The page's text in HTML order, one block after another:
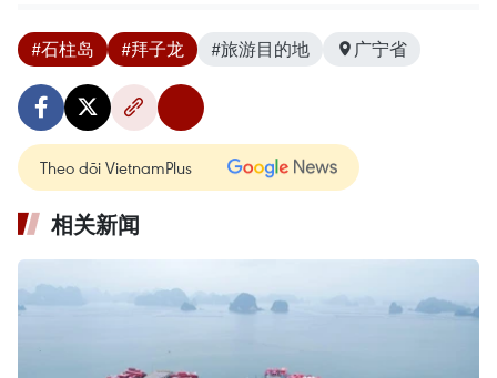
#石柱岛 #拜子龙 #旅游目的地 广宁省
Theo dõi VietnamPlus
相关新闻